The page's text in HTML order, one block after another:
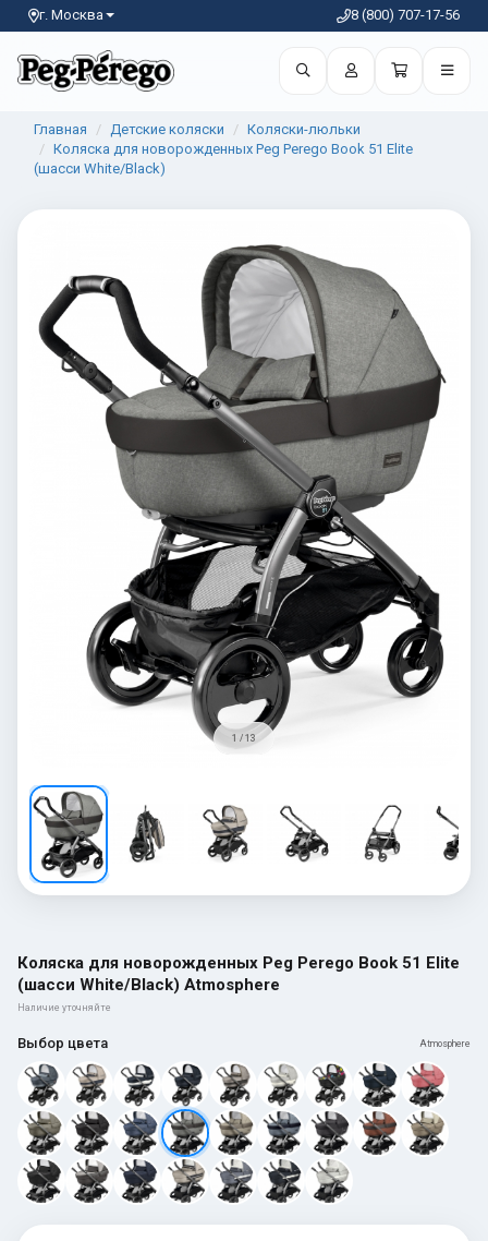
г. Москва 8 (800) 707-17-56
Главная Детские коляски
Коляски-люльки
Коляска для новорожденных Peg Perego Book 51 Elite
(шасси White/Black)
1 / 13
Коляска для новорожденных Peg Perego Book 51 Elite
(шасси White/Black) Atmosphere
Наличие уточняйте
Выбор цвета Atmosphere